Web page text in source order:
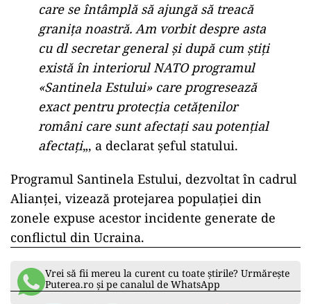
care se întâmplă să ajungă să treacă
granița noastră. Am vorbit despre asta
cu dl secretar general și după cum știți
există în interiorul NATO programul
«Santinela Estului» care progresează
exact pentru protecția cetățenilor
români care sunt afectați sau potențial
afectați„, a declarat șeful statului.
Programul Santinela Estului, dezvoltat în cadrul
Alianței, vizează protejarea populației din
zonele expuse acestor incidente generate de
conflictul din Ucraina.
Vrei să fii mereu la curent cu toate știrile? Urmărește
Puterea.ro și pe canalul de WhatsApp